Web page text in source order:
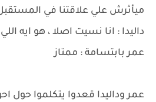
ميأثرش علي علاقتنا في
داليدا : انا نسيت اصلا ، هو ايه
عمر بابتسامة : ممتاز
عمر وداليدا قعدوا يتكلموا حول